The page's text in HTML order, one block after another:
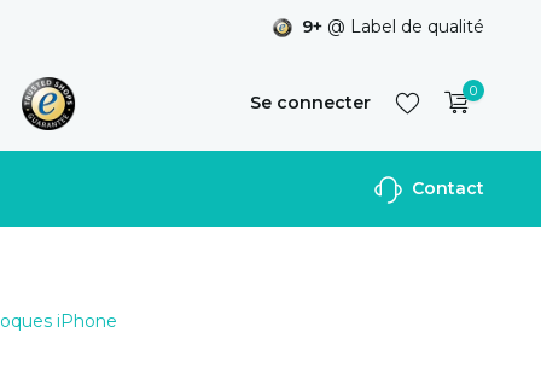
9+ @ Label de qualité
Se connecter
S'inscrire
0
Contact
iPhone